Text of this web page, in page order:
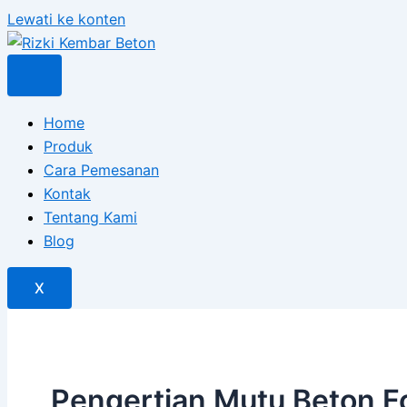
Lewati ke konten
Home
Produk
Cara Pemesanan
Kontak
Tentang Kami
Blog
X
Pengertian Mutu Beton